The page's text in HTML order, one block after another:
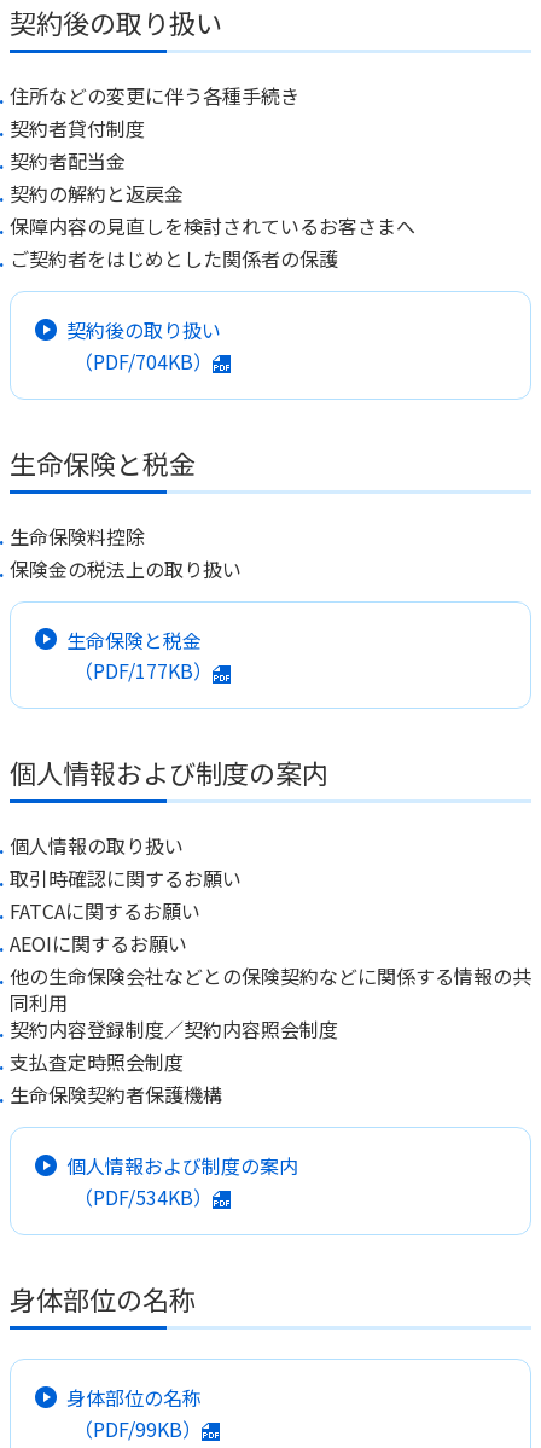
契約後の取り扱い
住所などの変更に伴う各種手続き
契約者貸付制度
契約者配当金
契約の解約と返戻金
保障内容の見直しを検討されているお客さまへ
ご契約者をはじめとした関係者の保護
契約後の取り扱い
（PDF/704KB）
生命保険と税金
生命保険料控除
保険金の税法上の取り扱い
生命保険と税金
（PDF/177KB）
個人情報および制度の案内
個人情報の取り扱い
取引時確認に関するお願い
FATCAに関するお願い
AEOIに関するお願い
他の生命保険会社などとの保険契約などに関係する情報の共
同利用
契約内容登録制度／契約内容照会制度
支払査定時照会制度
生命保険契約者保護機構
個人情報および制度の案内
（PDF/534KB）
身体部位の名称
身体部位の名称
（PDF/99KB）